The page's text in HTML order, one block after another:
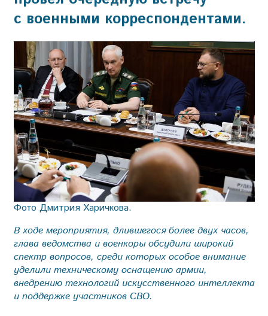
с военными корреспондентами.
Фото Дмитрия Харичкова.
В ходе мероприятия, длившегося более двух часов,
глава ведомства и военкоры обсудили широкий
спектр вопросов, среди которых особое внимание
уделили техническому оснащению армии,
внедрению технологий искусственного интеллекта
и поддержке участников СВО.